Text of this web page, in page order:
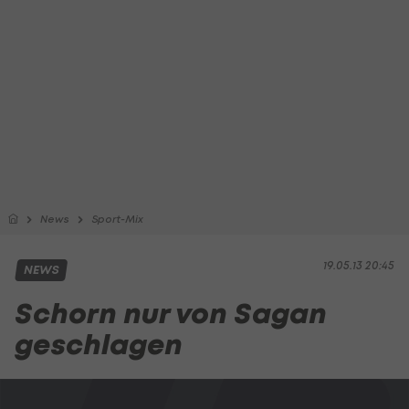
News Sport-Mix
19.05.13 20:45
NEWS
Schorn nur von Sagan
geschlagen